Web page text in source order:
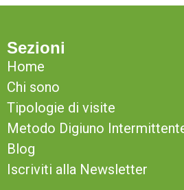
Sezioni
Home
Chi sono
Tipologie di visite
Metodo Digiuno
Blog
Iscriviti alla Newsletter